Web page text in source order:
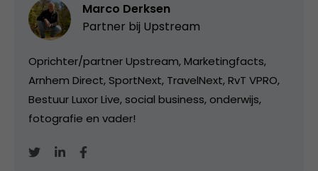
Marco Derksen
Partner bij Upstream
Oprichter/partner Upstream, Marketingfacts,
Arnhem Direct, SportNext, TravelNext, RvT VPRO,
Bestuur Luxor Live, social business, onderwijs,
fotografie en vader!